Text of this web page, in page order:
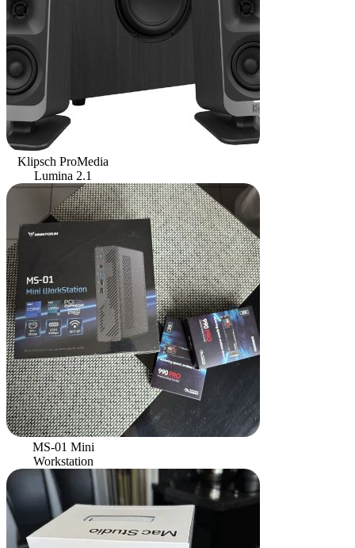
Klipsch ProMedia
Lumina 2.1
MS-01 Mini
Workstation